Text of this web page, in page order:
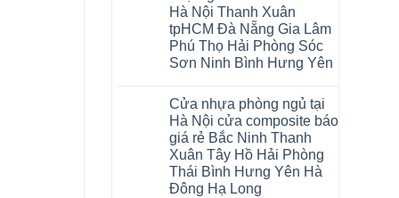
Thanh
Hóa
Quỳnh
Phụ
Phú
Thọ
Tuyên
Quang
Việt
Nam
khóa
4mm
6mm
đế
cao
su
và
cửa
nhựa
composite
giả
vân
không
gian
sang
trọng
Hà Nội Thanh Xuân
tpHCM Đà Nẵng Gia Lâm
Phú Thọ Hải Phòng Sóc
Sơn Ninh Bình Hưng Yên
bình
luận
ở
Sàn
nhựa
Glotex
4mm
giá
Cửa nhựa phòng ngủ tại
Hà Nội cửa composite báo
giá rẻ Bắc Ninh Thanh
Xuân Tây Hồ Hải Phòng
Thái Bình Hưng Yên Hà
Đông Hạ Long